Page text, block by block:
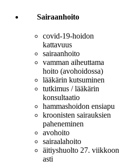
Sairaanhoito
covid-19-hoidon
kattavuus
sairaanhoito
vamman aiheuttama
hoito (avohoidossa)
lääkärin kutsuminen
tutkimus / lääkärin
konsultaatio
hammashoidon ensiapu
kroonisten sairauksien
paheneminen
avohoito
sairaalahoito
äitiyshuolto 27. viikkoon
asti